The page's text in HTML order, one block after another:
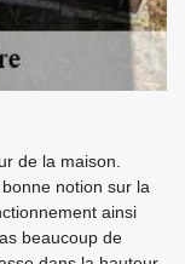
de la maison.
notion sur la
ainsi
beaucoup de